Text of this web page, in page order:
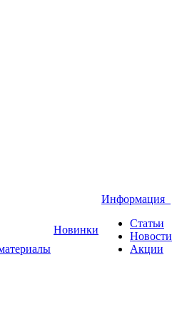
Новинки
Информация
Статьи
Новости
Акции